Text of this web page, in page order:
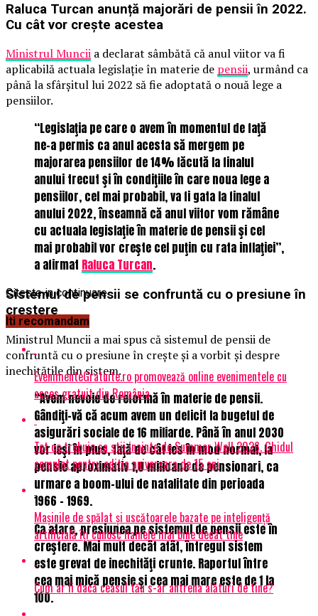
Raluca Turcan anunță majorări de pensii în 2022.
Cu cât vor crește acestea
Ministrul Muncii a declarat sâmbătă că anul viitor va fi
aplicabilă actuala legislaţie în materie de pensii, urmând ca
până la sfârşitul lui 2022 să fie adoptată o nouă lege a
pensiilor.
“Legislaţia pe care o avem în momentul de faţă
ne-a permis ca anul acesta să mergem pe
majorarea pensiilor de 14% făcută la finalul
anului trecut şi în condiţiile în care noua lege a
pensiilor, cel mai probabil, va fi gata la finalul
anului 2022, înseamnă că anul viitor vom rămâne
cu actuala legislaţie în materie de pensii şi cel
mai probabil vor creşte cel puţin cu rata inflaţiei”,
a afirmat Raluca Turcan.
Sistemul de pensii se confruntă cu o presiune în
creștere
Ministrul Muncii a mai spus că sistemul de pensii de
confruntă cu o presiune în crește și a vorbit și despre
inechitățile din sistem.
“Avem nevoie de reformă în materie de pensii.
Gândiţi-vă că acum avem un deficit la bugetul de
asigurări sociale de 16 miliarde. Până în anul 2030
vor ieşi în plus, faţă de cât ies în mod normal, la
pensie aproximativ 1,8 milioane de pensionari, ca
urmare a boom-ului de natalitate din perioada
1966 – 1969.
Ca atare, presiunea pe sistemul de pensii este în
creştere. Mai mult decât atât, întregul sistem
este grevat de inechităţi crunte. Raportul între
cea mai mică pensie şi cea mai mare este de 1 la
100.
Citeste in continuare
Iti recomandam
EvenimenteGratuite.ro promovează online evenimentele cu
acces gratuit din România
Tot ce trebuie sa stii inainte de Summer Well 2026. Ghidul
complet pentru editia aniversara de 15 ani
Mașinile de spălat și uscătoarele bazate pe inteligență
artificială îți cunosc hainele mai bine decât tine
Cum ar fi dacă ceasul tău s-ar antrena alături de tine?